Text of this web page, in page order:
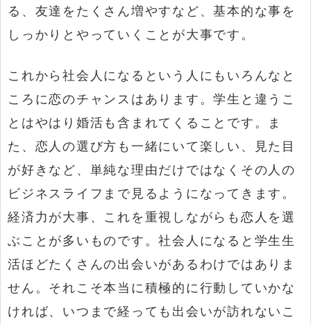
る、友達をたくさん増やすなど、基本的な事を
しっかりとやっていくことが大事です。
これから社会人になるという人にもいろんなと
ころに恋のチャンスはあります。学生と違うこ
とはやはり婚活も含まれてくることです。ま
た、恋人の選び方も一緒にいて楽しい、見た目
が好きなど、単純な理由だけではなくその人の
ビジネスライフまで見るようになってきます。
経済力が大事、これを重視しながらも恋人を選
ぶことが多いものです。社会人になると学生生
活ほどたくさんの出会いがあるわけではありま
せん。それこそ本当に積極的に行動していかな
ければ、いつまで経っても出会いが訪れないこ